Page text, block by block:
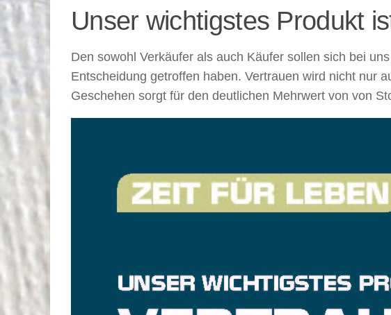
Unser wichtigstes Produkt
Den sowohl Verkäufer als auch Käufer sollen sich bei
Entscheidung getroffen haben. Vertrauen wird nicht nur
Geschehen sorgt für den deutlichen Mehrwert von von